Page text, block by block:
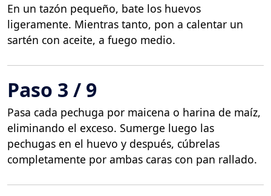
En un tazón pequeño, bate los huevos
ligeramente. Mientras tanto, pon a calentar un
sartén con aceite, a fuego medio.
Paso 3 / 9
Pasa cada pechuga por maicena o harina de maíz,
eliminando el exceso. Sumerge luego las
pechugas en el huevo y después, cúbrelas
completamente por ambas caras con pan rallado.